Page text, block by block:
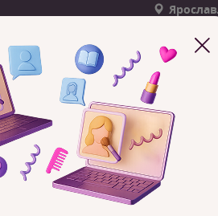
АКАДЕМИИ
ЭКОЛЬ
Категория